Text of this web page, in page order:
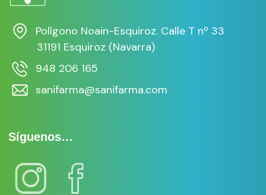
Polígono Noain-Esquiroz. Calle T nº 33
31191 Esquiroz (Navarra)
948 206 165
sanifarma@sanifarma.com
Síguenos…